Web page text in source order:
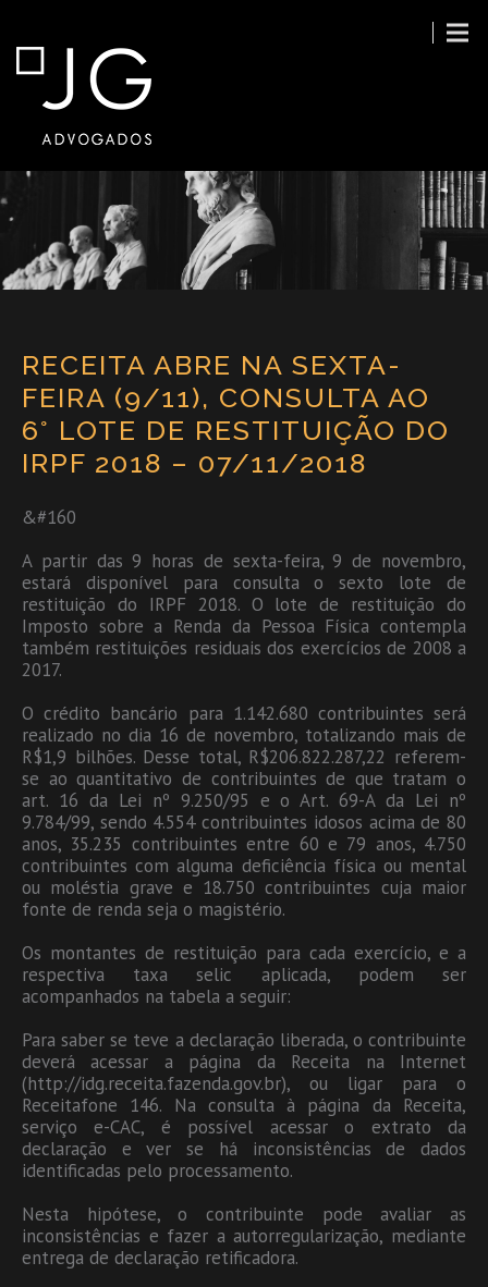
RECEITA ABRE NA SEXTA-
FEIRA (9/11), CONSULTA AO
6° LOTE DE RESTITUIÇÃO DO
IRPF 2018 – 07/11/2018
&#160
A partir das 9 horas de sexta-feira, 9 de novembro,
estará disponível para consulta o sexto lote de
restituição do IRPF 2018. O lote de restituição do
Imposto sobre a Renda da Pessoa Física contempla
também restituições residuais dos exercícios de 2008 a
2017.
O crédito bancário para 1.142.680 contribuintes será
realizado no dia 16 de novembro, totalizando mais de
R$1,9 bilhões. Desse total, R$206.822.287,22 referem-
se ao quantitativo de contribuintes de que tratam o
art. 16 da Lei nº 9.250/95 e o Art. 69-A da Lei nº
9.784/99, sendo 4.554 contribuintes idosos acima de 80
anos, 35.235 contribuintes entre 60 e 79 anos, 4.750
contribuintes com alguma deficiência física ou mental
ou moléstia grave e 18.750 contribuintes cuja maior
fonte de renda seja o magistério.
Os montantes de restituição para cada exercício, e a
respectiva taxa selic aplicada, podem ser
acompanhados na tabela a seguir:
Para saber se teve a declaração liberada, o contribuinte
deverá acessar a página da Receita na Internet
(http://idg.receita.fazenda.gov.br), ou ligar para o
Receitafone 146. Na consulta à página da Receita,
serviço e-CAC, é possível acessar o extrato da
declaração e ver se há inconsistências de dados
identificadas pelo processamento.
Nesta hipótese, o contribuinte pode avaliar as
inconsistências e fazer a autorregularização, mediante
entrega de declaração retificadora.